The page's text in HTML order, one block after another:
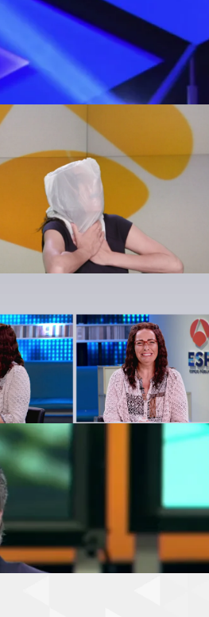
no podían faltar
vez más malos y su
Carrillo, no aguanta más
Público con
hora de cubrir un evento
Público también ha
una polémica"
Jugones están metidos
Roncero y Eduardo
polémica para debatir
Valls pasa a concursar
el programa no fue la
humor.